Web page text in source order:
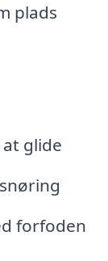
plads
glide
forfoden